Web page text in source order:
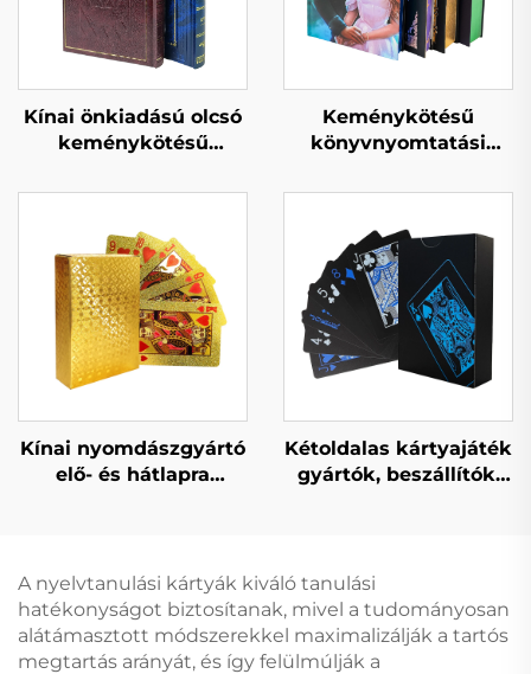
Kínai önkiadású olcsó
keménykötésű
könyvnyomtatási
felnőtteknek
romantikus regények
lenvászon
keménykötésű könyv
Keménykötésű
könyvnyomtatási
egyedi romantikus
könyvnyomtatás
permetezett szélekkel
Kínai nyomdászgyártó
elő- és hátlapra
Kétoldalas kártyajáték
gyártók, beszállítók,
csomagolás
nyomtatás
felnőtteknek,
pároknak
A nyelvtanulási kártyák kiváló tanulási
hatékonyságot biztosítanak, mivel a tudományosan
alátámasztott módszerekkel maximalizálják a tartós
megtartás arányát, és így felülmúlják a